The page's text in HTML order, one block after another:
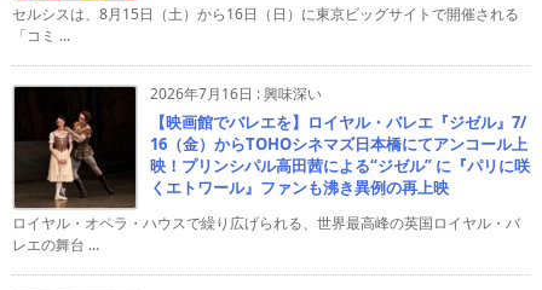
セルシスは、8月15日（土）から16日（日）に東京ビッグサイトで開催される
「コミ ...
2026年7月16日 :興味深い
【映画館でバレエを】ロイヤル・バレエ『ジゼル』7/
16（金）からTOHOシネマズ日本橋にてアンコール上
映！プリンシパル高田茜による“ジゼル” に『パリに咲
くエトワール』ファンも沸き異例の再上映
ロイヤル・オペラ・ハウスで繰り広げられる、世界最高峰の英国ロイヤル・バ
レエの舞台 ...